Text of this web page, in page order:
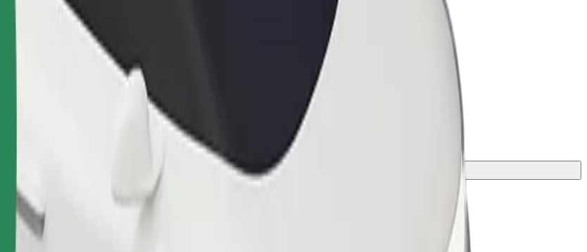
ลงทะเบียนเป็นเจ้าของฟลีท
เพิ่มรายได้ด้วยการเพิ่มฟลีทของ
คุณใน Bolt
ผลิตภัณฑ์และบริการของ Bolt ที่มีการขยายขนาด
Club อยู่ใช่ไหม มาดูบริการของเราและค้นหาเส้นทางที่ดีที่สุดสำหรับการเดินทางของคุณ